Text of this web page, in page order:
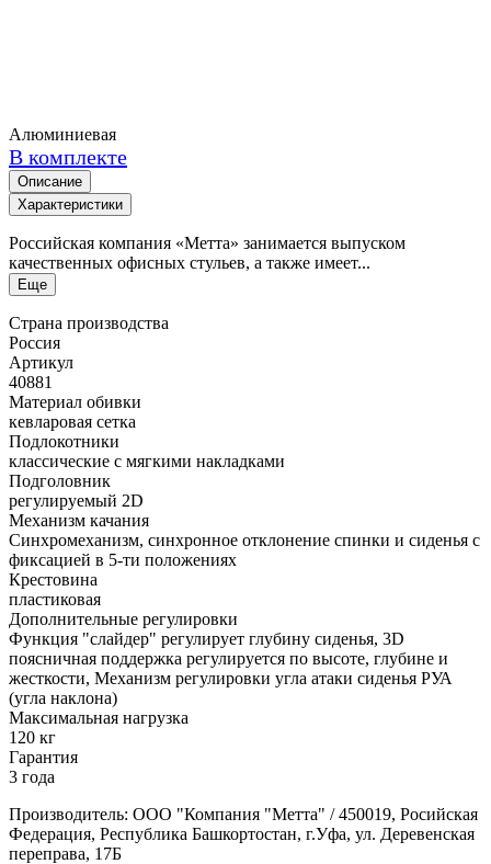
Алюминиевая
В комплекте
Описание
Характеристики
Российская компания «Метта» занимается выпуском
качественных офисных стульев, а также имеет...
Еще
Страна производства
Россия
Артикул
40881
Материал обивки
кевларовая сетка
Подлокотники
классические с мягкими накладками
Подголовник
регулируемый 2D
Механизм качания
Синхромеханизм, синхронное отклонение спинки и сиденья с
фиксацией в 5-ти положениях
Крестовина
пластиковая
Дополнительные регулировки
Функция "слайдер" регулирует глубину сиденья, 3D
поясничная поддержка регулируется по высоте, глубине и
жесткости, Mеханизм регулировки угла атаки сиденья РУА
(угла наклона)
Максимальная нагрузка
120 кг
Гарантия
3 года
Производитель: ООО "Компания "Метта" / 450019, Росийская
Федерация, Республика Башкортостан, г.Уфа, ул. Деревенская
переправа, 17Б